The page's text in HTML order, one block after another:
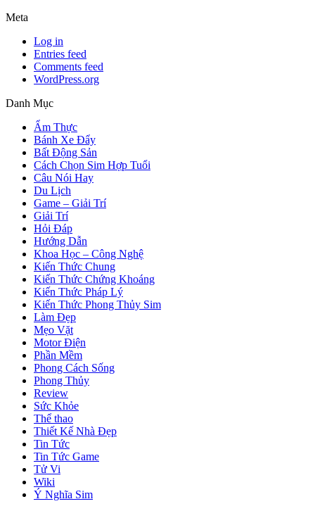
Meta
Log in
Entries feed
Comments feed
WordPress.org
Danh Mục
Ẩm Thực
Bánh Xe Đẩy
Bất Động Sản
Cách Chọn Sim Hợp Tuổi
Câu Nói Hay
Du Lịch
Game – Giải Trí
Giải Trí
Hỏi Đáp
Hướng Dẫn
Khoa Học – Công Nghệ
Kiến Thức Chung
Kiến Thức Chứng Khoáng
Kiến Thức Pháp Lý
Kiến Thức Phong Thủy Sim
Làm Đẹp
Mẹo Vặt
Motor Điện
Phần Mềm
Phong Cách Sống
Phong Thủy
Review
Sức Khỏe
Thể thao
Thiết Kế Nhà Đẹp
Tin Tức
Tin Tức Game
Tử Vi
Wiki
Ý Nghĩa Sim